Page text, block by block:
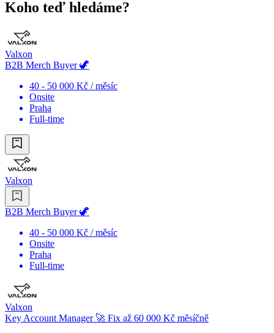
Koho teď hledáme?
Valxon
B2B Merch Buyer 🦖
40 - 50 000 Kč / měsíc
Onsite
Praha
Full-time
Valxon
B2B Merch Buyer 🦖
40 - 50 000 Kč / měsíc
Onsite
Praha
Full-time
Valxon
Key Account Manager 🚀 Fix až 60 000 Kč měsíčně